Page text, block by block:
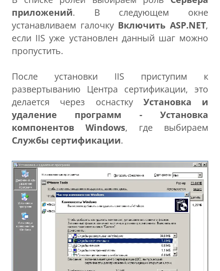
приложений. В следующем окне
устанавливаем галочку Включить ASP.NET,
если IIS уже установлен данный шаг можно
пропустить.
После установки IIS приступим к
развертыванию Центра сертификации, это
делается через оснастку Установка и
удаление программ - Установка
компонентов Windows, где выбираем
Службы сертификации.